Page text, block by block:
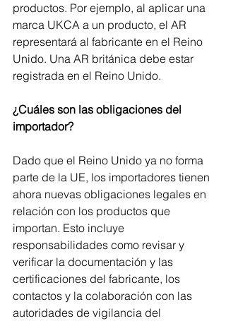
productos. Por ejemplo, al aplicar una
marca UKCA a un producto, el AR
representará al fabricante en el Reino
Unido. Una AR británica debe estar
registrada en el Reino Unido.
¿Cuáles son las obligaciones del
importador?
Dado que el Reino Unido ya no forma
parte de la UE, los importadores tienen
ahora nuevas obligaciones legales en
relación con los productos que
importan. Esto incluye
responsabilidades como revisar y
verificar la documentación y las
certificaciones del fabricante, los
contactos y la colaboración con las
autoridades de vigilancia del